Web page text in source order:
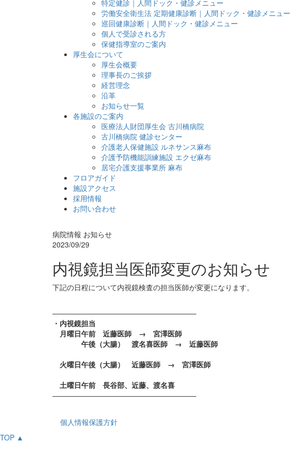
特定健診｜人間ドック・健診メニュー
労働安全衛生法 定期健康診断｜人間ドック・健診メニュー
巡回健康診断｜人間ドック・健診メニュー
個人で受診される方
保健指導室のご案内
厚生会について
厚生会概要
理事長のご挨拶
経営理念
沿革
お知らせ一覧
各施設のご案内
医療法人財団厚生会 古川橋病院
古川橋病院 健診センター
介護老人保健施設 ルネサンス麻布
介護予防機能訓練施設 エクゼ麻布
居宅介護支援事業所 麻布
フロアガイド
施設アクセス
採用情報
お問い合わせ
病院情報 お知らせ
2023/09/29
内視鏡担当医師変更のお知らせ
下記の日程について内視鏡検査の担当医師が変更になります。
————————————————————
・内視鏡担当
月曜日午前 近藤医師 → 宮澤医師
午後（大腸） 渡名喜医師 → 近藤医師
火曜日午後（大腸） 近藤医師 → 宮澤医師
土曜日午前 長谷部、近藤、渡名喜
————————————————————
個人情報保護方針
TOP ▲